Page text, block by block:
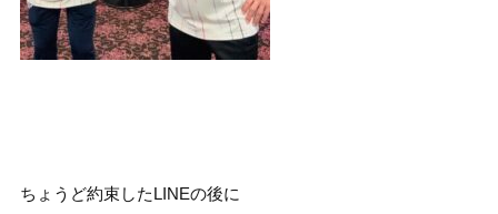
ちょうど約束したLINEの後に